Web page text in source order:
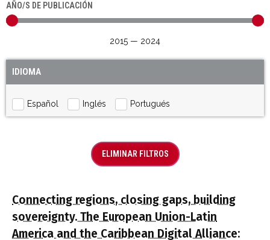
AÑO/S DE PUBLICACIÓN
2015 — 2024
IDIOMA
Español Inglés Portugués
ELIMINAR FILTROS
Connecting regions, closing gaps, building
sovereignty. The European Union-Latin
America and the Caribbean Digital Alliance: